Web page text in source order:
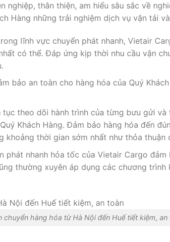
nghiệp, thân thiện, am hiểu sâu sắc về
Hàng những trải nghiệm dịch vụ vận tải
lĩnh vực chuyển phát nhanh, Vietair
có thể. Đáp ứng kịp thời nhu cầu vận
bảo an toàn cho hàng hóa của Quý
tục theo dõi hành trình của từng bưu gửi
Khách Hàng. Đảm bảo hàng hóa đến
khoảng thời gian sớm nhất như thỏa thuận
phát nhanh hỏa tốc của Vietair Cargo
thường xuyên áp dụng các chương trình
chuyển hàng hóa từ Hà Nội đến Huế tiết kiệm, an